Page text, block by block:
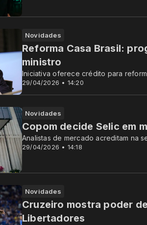
Novidades
29/04/2026 • 14:20
Reforma Casa Brasil:
ministro
Iniciativa oferece crédito para
Novidades
29/04/2026 • 14:18
Copom decide Selic em
Analistas de mercado acreditam na
Novidades
Cruzeiro mostra poder
Libertadores